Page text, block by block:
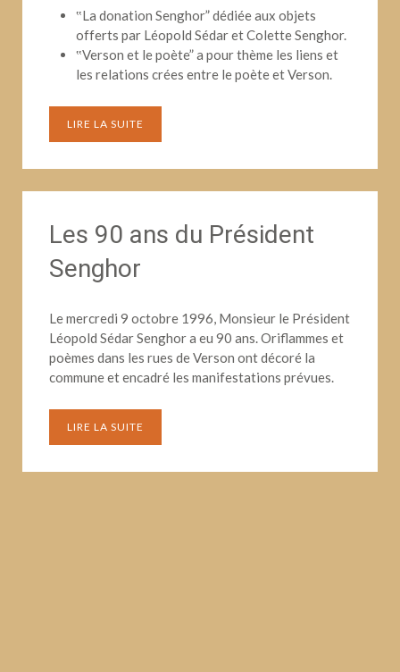
‟La donation Senghor” dédiée aux objets
offerts par Léopold Sédar et Colette Senghor.
‟Verson et le poète” a pour thème les liens et
les relations crées entre le poète et Verson.
LIRE LA SUITE
Les 90 ans du Président
Senghor
Le mercredi 9 octobre 1996, Monsieur le Président
Léopold Sédar Senghor a eu 90 ans. Oriflammes et
poèmes dans les rues de Verson ont décoré la
commune et encadré les manifestations prévues.
LIRE LA SUITE